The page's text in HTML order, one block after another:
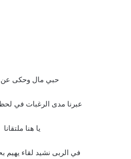
حبي مال وحكى عن
عبرنا مدى الرغبات في
يا هنا ملتقانا
في الربى نشيد لقاء يهيم